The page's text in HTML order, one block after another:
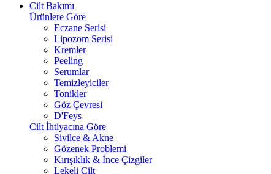
Cilt Bakımı
Ürünlere Göre
Eczane Serisi
Lipozom Serisi
Kremler
Peeling
Serumlar
Temizleyiciler
Tonikler
Göz Çevresi
D'Feys
Cilt İhtiyacına Göre
Sivilce & Akne
Gözenek Problemi
Kırışıklık & İnce Çizgiler
Lekeli Cilt